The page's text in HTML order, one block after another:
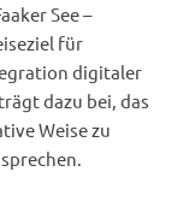
See –
für
digitaler
dazu bei, das
Weise zu